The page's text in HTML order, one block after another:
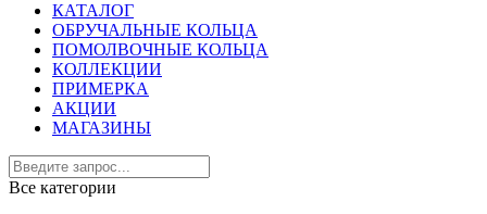
КАТАЛОГ
ОБРУЧАЛЬНЫЕ КОЛЬЦА
ПОМОЛВОЧНЫЕ КОЛЬЦА
КОЛЛЕКЦИИ
ПРИМЕРКА
АКЦИИ
МАГАЗИНЫ
Все категории